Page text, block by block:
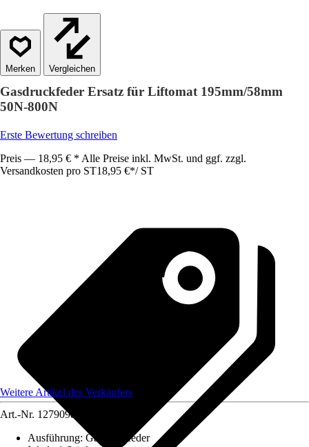
Vergleichen
Gasdruckfeder Ersatz für Liftomat 195mm/58mm
50N-800N
Erste Bewertung schreiben
Preis — 18,95 € * Alle Preise inkl. MwSt. und ggf. zzgl.
Versandkosten pro ST18,95 €*/ ST
Weitere Artikel des Verkäufers
Art.-Nr. 12790983
Ausführung: Gasdruckfeder